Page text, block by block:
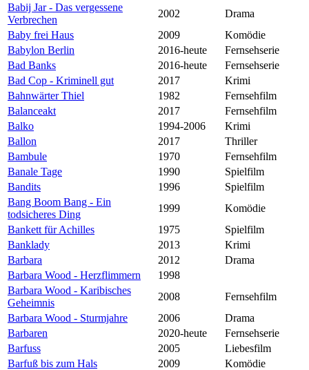
Babij Jar - Das vergessene
Verbrechen
2002
Drama
Baby frei Haus
2009
Komödie
Babylon Berlin
2016-heute
Fernsehserie
Bad Banks
2016-heute
Fernsehserie
Bad Cop - Kriminell gut
2017
Krimi
Bahnwärter Thiel
1982
Fernsehfilm
Balanceakt
2017
Fernsehfilm
Balko
1994-2006
Krimi
Ballon
2017
Thriller
Bambule
1970
Fernsehfilm
Banale Tage
1990
Spielfilm
Bandits
1996
Spielfilm
Bang Boom Bang - Ein
todsicheres Ding
1999
Komödie
Bankett für Achilles
1975
Spielfilm
Banklady
2013
Krimi
Barbara
2012
Drama
Barbara Wood - Herzflimmern
1998
Barbara Wood - Karibisches
Geheimnis
2008
Fernsehfilm
Barbara Wood - Sturmjahre
2006
Drama
Barbaren
2020-heute
Fernsehserie
Barfuss
2005
Liebesfilm
Barfuß bis zum Hals
2009
Komödie